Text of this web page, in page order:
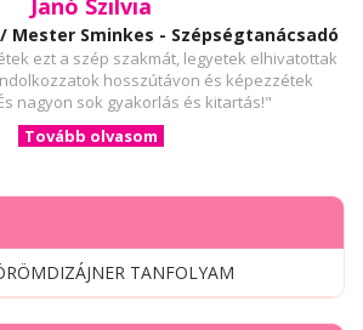
Janó Szilvia
Mester Sminkes - Szépségtanácsadó
ezt a szép szakmát, legyetek elhivatottak
hosszútávon és képezzétek
nagyon sok gyakorlás és kitartás!"
Tovább olvasom
TANFOLYAM